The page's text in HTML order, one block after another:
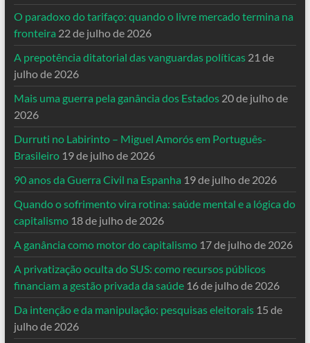
O paradoxo do tarifaço: quando o livre mercado termina na
fronteira 22 de julho de 2026
A prepotência ditatorial das vanguardas políticas 21 de
julho de 2026
Mais uma guerra pela ganância dos Estados 20 de julho de
2026
Durruti no Labirinto – Miguel Amorós em Português-
Brasileiro 19 de julho de 2026
90 anos da Guerra Civil na Espanha 19 de julho de 2026
Quando o sofrimento vira rotina: saúde mental e a lógica do
capitalismo 18 de julho de 2026
A ganância como motor do capitalismo 17 de julho de 2026
A privatização oculta do SUS: como recursos públicos
financiam a gestão privada da saúde 16 de julho de 2026
Da intenção e da manipulação: pesquisas eleitorais 15 de
julho de 2026